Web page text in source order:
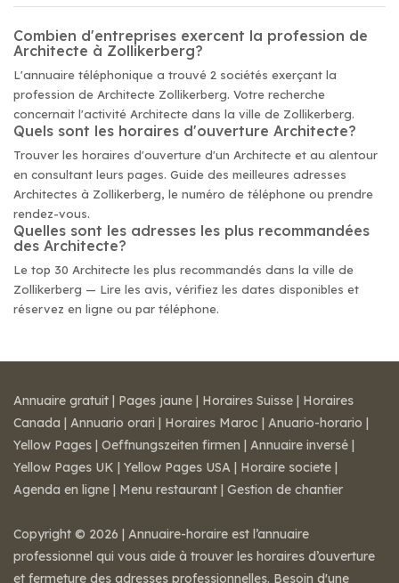
Combien d'entreprises exercent la profession de
Architecte à Zollikerberg?
L'annuaire téléphonique a trouvé 2 sociétés exerçant la
profession de Architecte Zollikerberg. Votre recherche
concernait l'activité Architecte dans la ville de Zollikerberg.
Quels sont les horaires d'ouverture Architecte?
Trouver les horaires d'ouverture d'un Architecte et au alentour
en consultant leurs pages. Guide des meilleures adresses
Architectes à Zollikerberg, le numéro de téléphone ou prendre
rendez-vous.
Quelles sont les adresses les plus recommandées
des Architecte?
Le top 30 Architecte les plus recommandés dans la ville de
Zollikerberg — Lire les avis, vérifiez les dates disponibles et
réservez en ligne ou par téléphone.
Annuaire gratuit | Pages jaune | Horaires Suisse | Horaires
Canada | Annuario orari | Horaires Maroc | Anuario-horario |
Yellow Pages | Oeffnungszeiten firmen | Annuaire inversé |
Yellow Pages UK | Yellow Pages USA | Horaire societe |
Agenda en ligne | Menu restaurant | Gestion de chantier
Copyright © 2026 | Annuaire-horaire est l’annuaire
professionnel qui vous aide à trouver les horaires d’ouverture
et fermeture des adresses professionnelles. Besoin d'une